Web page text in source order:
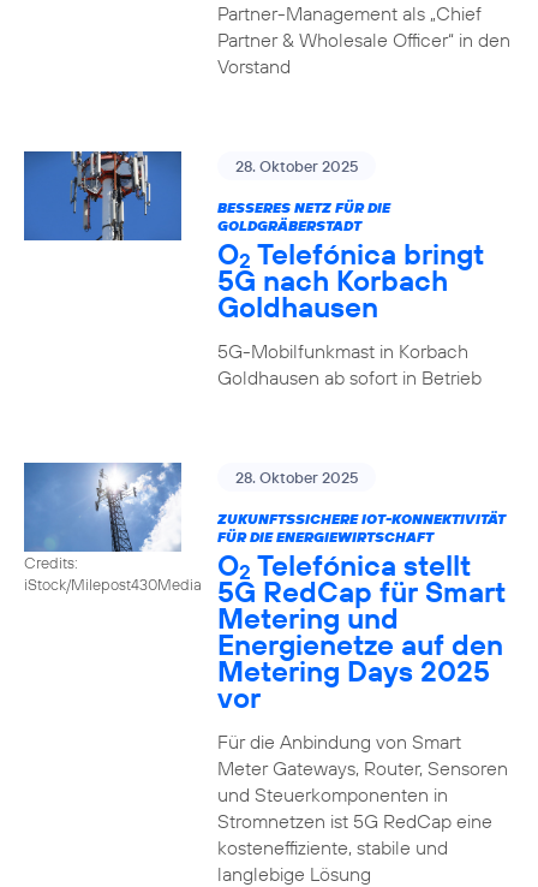
Partner-Management als „Chief
Partner & Wholesale Officer“ in den
Vorstand
28. Oktober 2025
BESSERES NETZ FÜR DIE
GOLDGRÄBERSTADT
O2 Telefónica bringt
5G nach Korbach
Goldhausen
5G-Mobilfunkmast in Korbach
Goldhausen ab sofort in Betrieb
Credits:
iStock/Milepost430Media
28. Oktober 2025
ZUKUNFTSSICHERE IOT-KONNEKTIVITÄT
FÜR DIE ENERGIEWIRTSCHAFT
O2 Telefónica stellt
5G RedCap für Smart
Metering und
Energienetze auf den
Metering Days 2025
vor
Für die Anbindung von Smart
Meter Gateways, Router, Sensoren
und Steuerkomponenten in
Stromnetzen ist 5G RedCap eine
kosteneffiziente, stabile und
langlebige Lösung